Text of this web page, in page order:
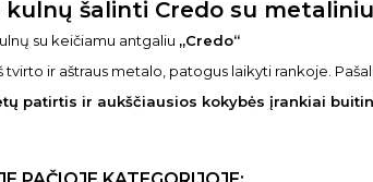
kulnų šalinti Credo su
su keičiamu antgaliu „Credo“
ir aštraus metalo, patogus laikyti rankoje.
patirtis ir aukščiausios kokybės įrankiai